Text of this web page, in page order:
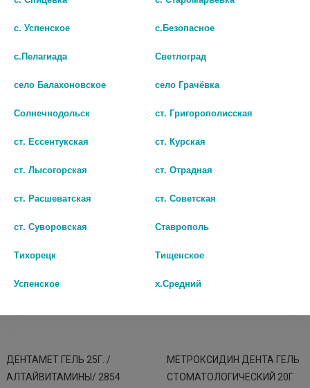
ГЕЛЬ ЛИМОН
258
В КОРЗИНУ
20,0 ГЕЛЬ СТОМАТ
264
ДЕНТАМЕТ ГЕЛЬ 25Г. /
АЛТАЙВИТАМИНЫ/ 2854
МЕТРОКСИДИН ДЕНТА ГЕЛЬ
СТОМАТОЛОГИЧЕСКИЙ 20Г
с. Успенское с.Безопасное
с.Пелагиада Светлоград
село Балахоновское село Грачёвка
Солнечнодольск ст. Григорополисская
ст. Ессентукская ст. Курская
ст. Лысогорская ст. Отрадная
ст. Расшеватская ст. Советская
ст. Суворовская Ставрополь
Тихорецк Тищенское
Успенское х.Средний